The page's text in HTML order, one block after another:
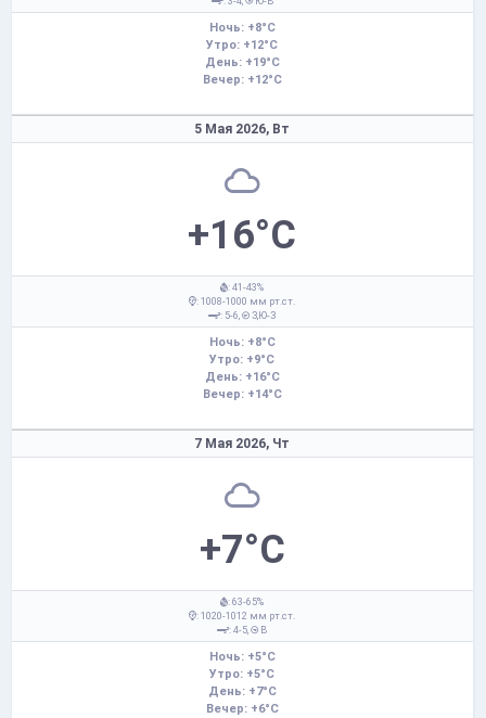
Ночь: +8°C
Утро: +12°C
День: +19°C
Вечер: +12°C
5 Мая 2026, Вт
+16°C
: 41-43%
: 1008-1000 мм рт.ст.
: 5-6,
З,Ю-З
Ночь: +8°C
Утро: +9°C
День: +16°C
Вечер: +14°C
7 Мая 2026, Чт
+7°C
: 63-65%
: 1020-1012 мм рт.ст.
: 4-5,
В
Ночь: +5°C
Утро: +5°C
День: +7°C
Вечер: +6°C